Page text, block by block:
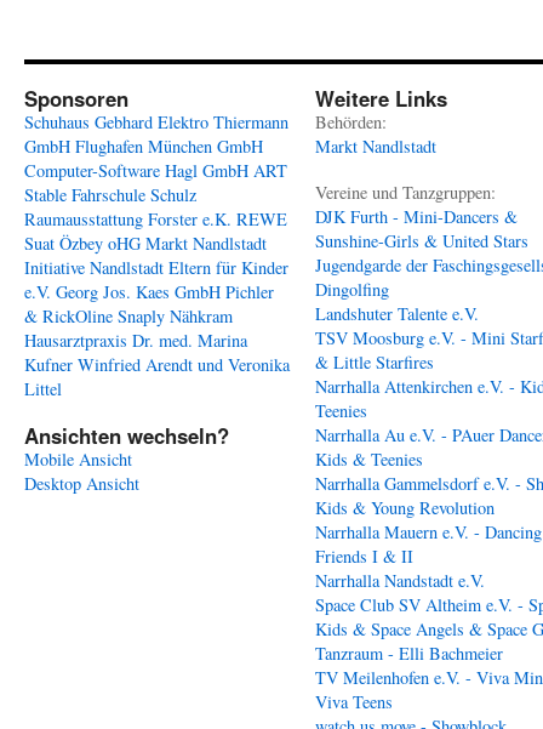
Sponsoren
Schuhaus Gebhard Elektro Thiermann
GmbH Flughafen München GmbH
Computer-Software Hagl GmbH ART
Stable Fahrschule Schulz
Raumausstattung Forster e.K. REWE
Suat Özbey oHG Markt Nandlstadt
Initiative Nandlstadt Eltern für Kinder
e.V. Georg Jos. Kaes GmbH Pichler
& RickOline Snaply Nähkram
Hausarztpraxis Dr. med. Marina
Kufner Winfried Arendt und Veronika
Littel
Ansichten wechseln?
Mobile Ansicht
Desktop Ansicht
Weitere Links
Behörden:
Markt Nandlstadt
Vereine und Tanzgruppen:
DJK Furth - Mini-Dancers &
Sunshine-Girls & United Stars
Jugendgarde der
Dingolfing
Landshuter Talente e.V.
TSV Moosburg e.V. - Mini
& Little Starfires
Narrhalla Attenkirchen e.V. -
Teenies
Narrhalla Au e.V. - PAuer
Kids & Teenies
Narrhalla Gammelsdorf e.V. -
Kids & Young Revolution
Narrhalla Mauern e.V. - Dancing
Friends I & II
Narrhalla Nandstadt e.V.
Space Club SV Altheim e.V. -
Kids & Space Angels & Space
Tanzraum - Elli Bachmeier
TV Meilenhofen e.V. - Viva
Viva Teens